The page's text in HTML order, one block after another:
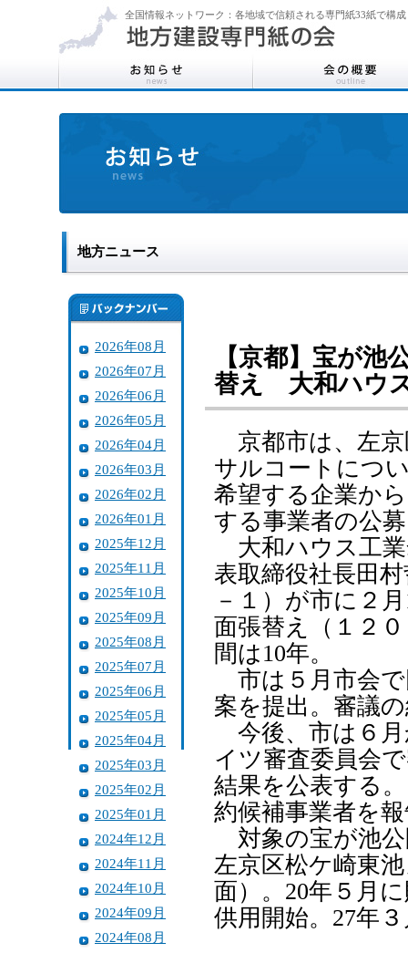
全国情報ネットワーク：各地域で信頼される専門紙33紙で構成
地方ニュース
2026年08月
2026年07月
2026年06月
2026年05月
2026年04月
2026年03月
2026年02月
2026年01月
2025年12月
2025年11月
2025年10月
2025年09月
2025年08月
2025年07月
2025年06月
2025年05月
2025年04月
2025年03月
2025年02月
2025年01月
2024年12月
2024年11月
2024年10月
2024年09月
2024年08月
【京都】宝が
替え 大和ハウ
京都市は、左京
サルコートにつ
希望する企業か
する事業者の公
大和ハウス工業
表取締役社長田
－１）が市に２
面張替え（１２
間は10年。
市は５月市会で
案を提出。審議
今後、市は６月
イツ審査委員会
結果を公表する
約候補事業者を
対象の宝が池公
左京区松ケ崎東
面）。20年５月
供用開始。27年